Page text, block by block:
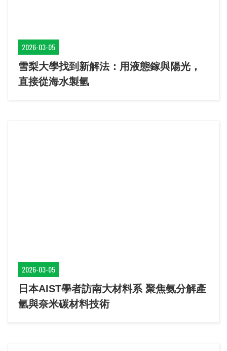
2026-03-05
雪梨大學找到新解法：用液態鎵與陽光，
直接從海水製氫
2026-03-05
日本AIST學者訪南大材料系 聚焦氨分解產
氫與奈米碳材料技術